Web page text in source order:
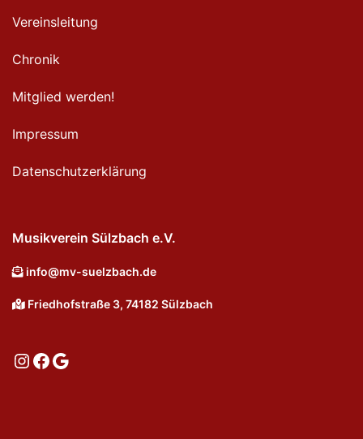
Vereinsleitung
Chronik
Mitglied werden!
Impressum
Datenschutzerklärung
Musikverein Sülzbach e.V.
info@mv-suelzbach.de
Friedhofstraße 3, 74182 Sülzbach
Instagram
Facebook
Google